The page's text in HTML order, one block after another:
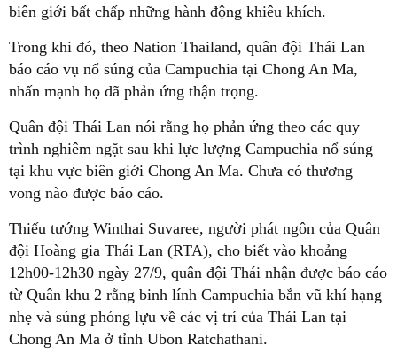
biên giới bất chấp những hành động khiêu khích.
Trong khi đó, theo Nation Thailand, quân đội Thái Lan
báo cáo vụ nổ súng của Campuchia tại Chong An Ma,
nhấn mạnh họ đã phản ứng thận trọng.
Quân đội Thái Lan nói rằng họ phản ứng theo các quy
trình nghiêm ngặt sau khi lực lượng Campuchia nổ súng
tại khu vực biên giới Chong An Ma. Chưa có thương
vong nào được báo cáo.
Thiếu tướng Winthai Suvaree, người phát ngôn của Quân
đội Hoàng gia Thái Lan (RTA), cho biết vào khoảng
12h00-12h30 ngày 27/9, quân đội Thái nhận được báo cáo
từ Quân khu 2 rằng binh lính Campuchia bắn vũ khí hạng
nhẹ và súng phóng lựu về các vị trí của Thái Lan tại
Chong An Ma ở tỉnh Ubon Ratchathani.